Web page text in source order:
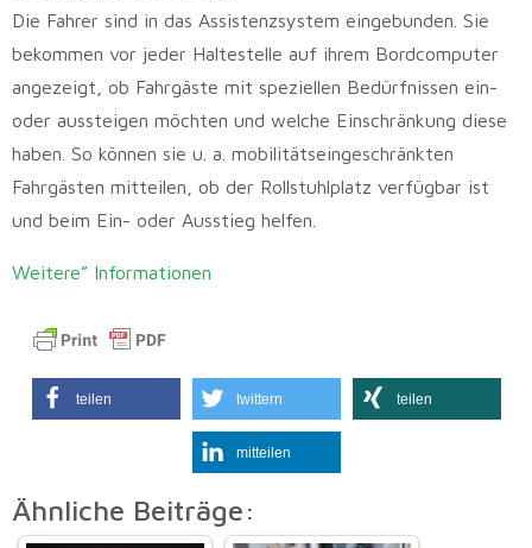
Die Fahrer sind in das Assistenzsystem eingebunden. Sie
bekommen vor jeder Haltestelle auf ihrem Bordcomputer
angezeigt, ob Fahrgäste mit speziellen Bedürfnissen ein-
oder aussteigen möchten und welche Einschränkung diese
haben. So können sie u. a. mobilitätseingeschränkten
Fahrgästen mitteilen, ob der Rollstuhlplatz verfügbar ist
und beim Ein- oder Ausstieg helfen.
Weitere” Informationen
teilen twittern teilen
mitteilen
Ähnliche Beiträge: